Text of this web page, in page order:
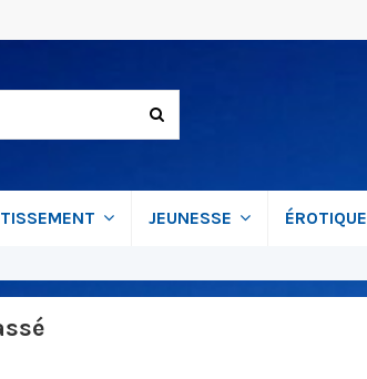
JEUNESSE ÉROTIQUE